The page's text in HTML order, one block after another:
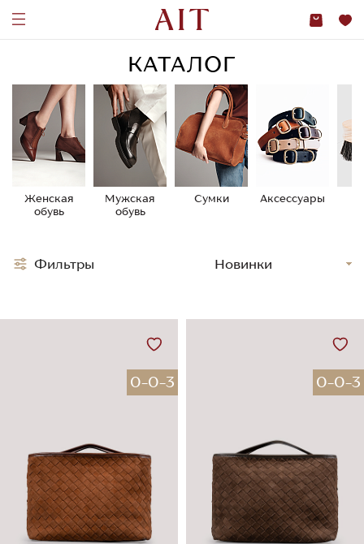
КАТАЛОГ
Женская
обувь
Мужская
обувь
Сумки Аксессуары
0-0-3 0-0-3
Фильтры